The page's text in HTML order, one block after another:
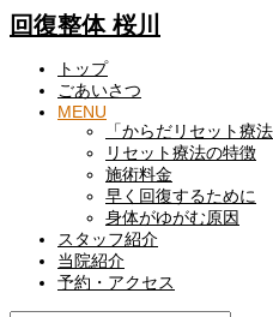
回復整体 桜川
トップ
ごあいさつ
MENU
「からだリセット療
リセット療法の特徴
施術料金
早く回復するために
身体がゆがむ原因
スタッフ紹介
当院紹介
予約・アクセス